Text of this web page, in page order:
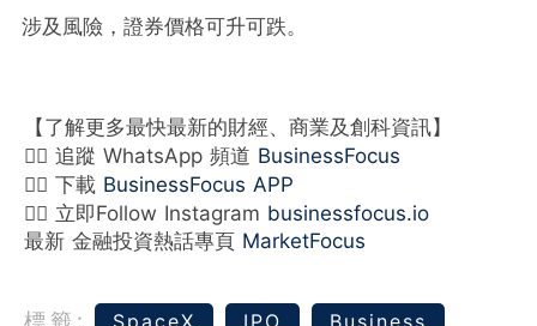
涉及風險，證券價格可升可跌。
【了解更多最快最新的財經、商業及創科資訊】
👉🏻 追蹤 WhatsApp 頻道 BusinessFocus
👉🏻 下載 BusinessFocus APP
👉🏻 立即Follow Instagram businessfocus.io
最新 金融投資熱話專頁 MarketFocus
標籤: SpaceX IPO
Business